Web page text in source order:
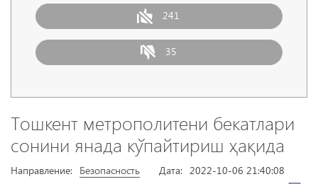
241
35
Тошкент метрополитени бекатлари
сонини янада кўпайтириш ҳақида
Направление: Безопасность Дата: 2022-10-06 21:40:08